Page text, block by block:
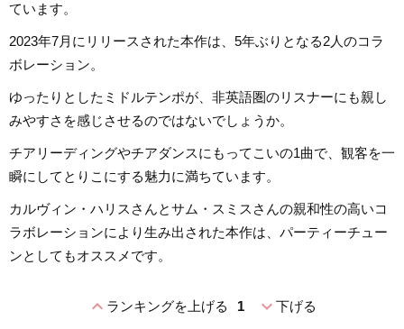
ています。
2023年7月にリリースされた本作は、5年ぶりとなる2人のコラ
ボレーション。
ゆったりとしたミドルテンポが、非英語圏のリスナーにも親し
みやすさを感じさせるのではないでしょうか。
チアリーディングやチアダンスにもってこいの1曲で、観客を一
瞬にしてとりこにする魅力に満ちています。
カルヴィン・ハリスさんとサム・スミスさんの親和性の高いコ
ラボレーションにより生み出された本作は、パーティーチュー
ンとしてもオススメです。
expand_lessランキングを上げる 1 expand_more下げる